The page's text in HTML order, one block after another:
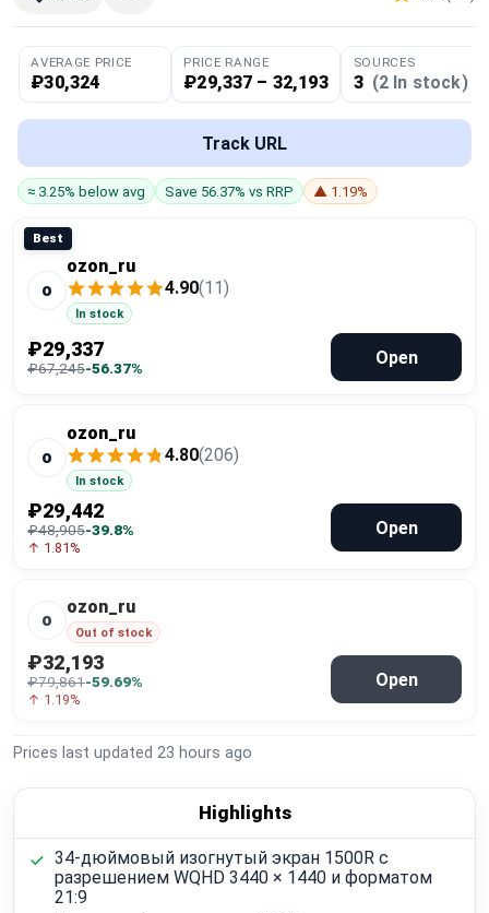
Global Price Tracker
Blog
Compare
Plans & Pricing
AVERAGE PRICE
₽30,324
PRICE RANGE
₽29,337 – 32,193
SOURCES
3 (2 In stock)
Track URL
≈ 3.25% below avg Save 56.37% vs RRP ▲ 1.19%
Best
o
ozon_ru
4.90(11)
In stock
₽29,337
₽67,245-56.37% Open
o
ozon_ru
4.80(206)
In stock
₽29,442
₽48,905-39.8%
↑ 1.81%
Open
o
ozon_ru
Out of stock
₽32,193
₽79,861-59.69%
↑ 1.19%
Open
Prices last updated 23 hours ago
Highlights
34-дюймовый изогнутый экран 1500R с
разрешением WQHD 3440 × 1440 и форматом
21:9